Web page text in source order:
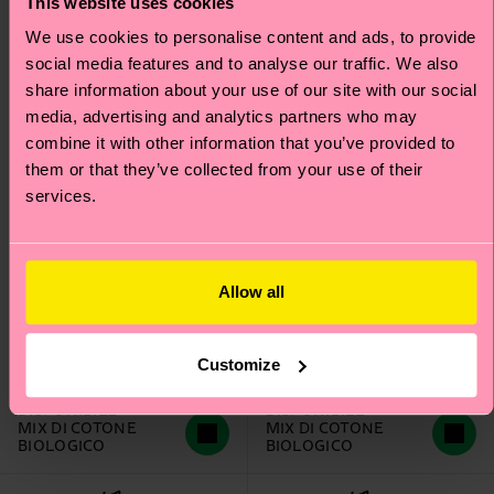
We use cookies to personalise content and ads, to provide
social media features and to analyse our traffic. We also
share information about your use of our site with our social
media, advertising and analytics partners who may
combine it with other information that you’ve provided to
them or that they’ve collected from your use of their
services.
Allow all
Customize
6-Pack Socks Gift Set
DISPONIBILE
MIX DI COTONE
BIOLOGICO
The Smurfs Mushroom
Field Sock
Prezzo di partenza
14 €
prezzo scontato
DISPONIBILE
MIX DI COTONE
BIOLOGICO